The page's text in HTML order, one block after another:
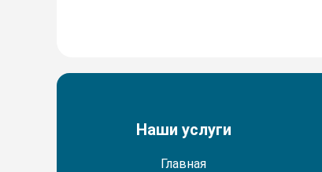
Наши услуги
Главная